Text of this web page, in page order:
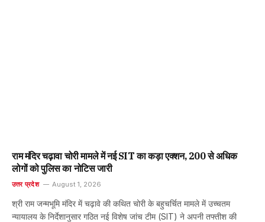
राम मंदिर चढ़ावा चोरी मामले में नई SIT का कड़ा एक्शन, 200 से अधिक
लोगों को पुलिस का नोटिस जारी
उत्तर प्रदेश August 1, 2026
श्री राम जन्मभूमि मंदिर में चढ़ावे की कथित चोरी के बहुचर्चित मामले में उच्चतम
न्यायालय के निर्देशानुसार गठित नई विशेष जांच टीम (SIT) ने अपनी तफ्तीश की